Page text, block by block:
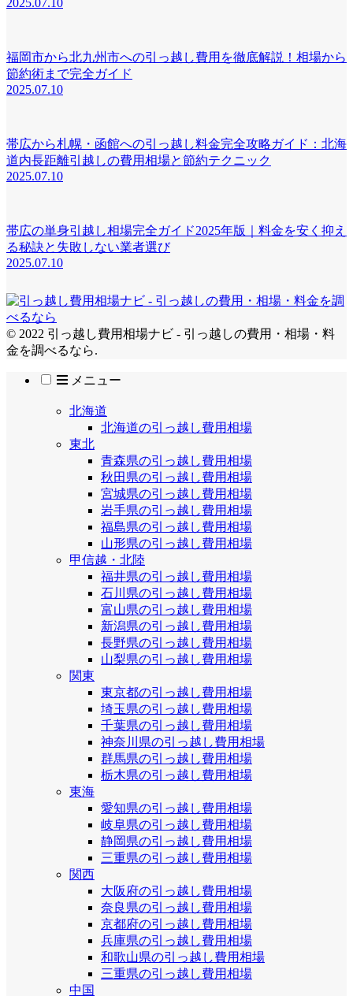
2025.07.10
福岡市から北九州市への引っ越し費用を徹底解説！相場から
節約術まで完全ガイド
2025.07.10
帯広から札幌・函館への引っ越し料金完全攻略ガイド：北海
道内長距離引越しの費用相場と節約テクニック
2025.07.10
帯広の単身引越し相場完全ガイド2025年版｜料金を安く抑え
る秘訣と失敗しない業者選び
2025.07.10
© 2022 引っ越し費用相場ナビ - 引っ越しの費用・相場・料
金を調べるなら.
メニュー
北海道
北海道の引っ越し費用相場
東北
青森県の引っ越し費用相場
秋田県の引っ越し費用相場
宮城県の引っ越し費用相場
岩手県の引っ越し費用相場
福島県の引っ越し費用相場
山形県の引っ越し費用相場
甲信越・北陸
福井県の引っ越し費用相場
石川県の引っ越し費用相場
富山県の引っ越し費用相場
新潟県の引っ越し費用相場
長野県の引っ越し費用相場
山梨県の引っ越し費用相場
関東
東京都の引っ越し費用相場
埼玉県の引っ越し費用相場
千葉県の引っ越し費用相場
神奈川県の引っ越し費用相場
群馬県の引っ越し費用相場
栃木県の引っ越し費用相場
東海
愛知県の引っ越し費用相場
岐阜県の引っ越し費用相場
静岡県の引っ越し費用相場
三重県の引っ越し費用相場
関西
大阪府の引っ越し費用相場
奈良県の引っ越し費用相場
京都府の引っ越し費用相場
兵庫県の引っ越し費用相場
和歌山県の引っ越し費用相場
三重県の引っ越し費用相場
中国